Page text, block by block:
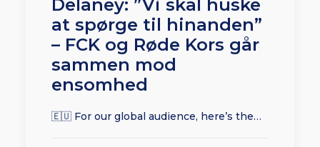
Delaney: ”Vi skal huske
at spørge til hinanden”
– FCK og Røde Kors går
sammen mod
ensomhed
🇪🇺 For our global audience, here’s the…